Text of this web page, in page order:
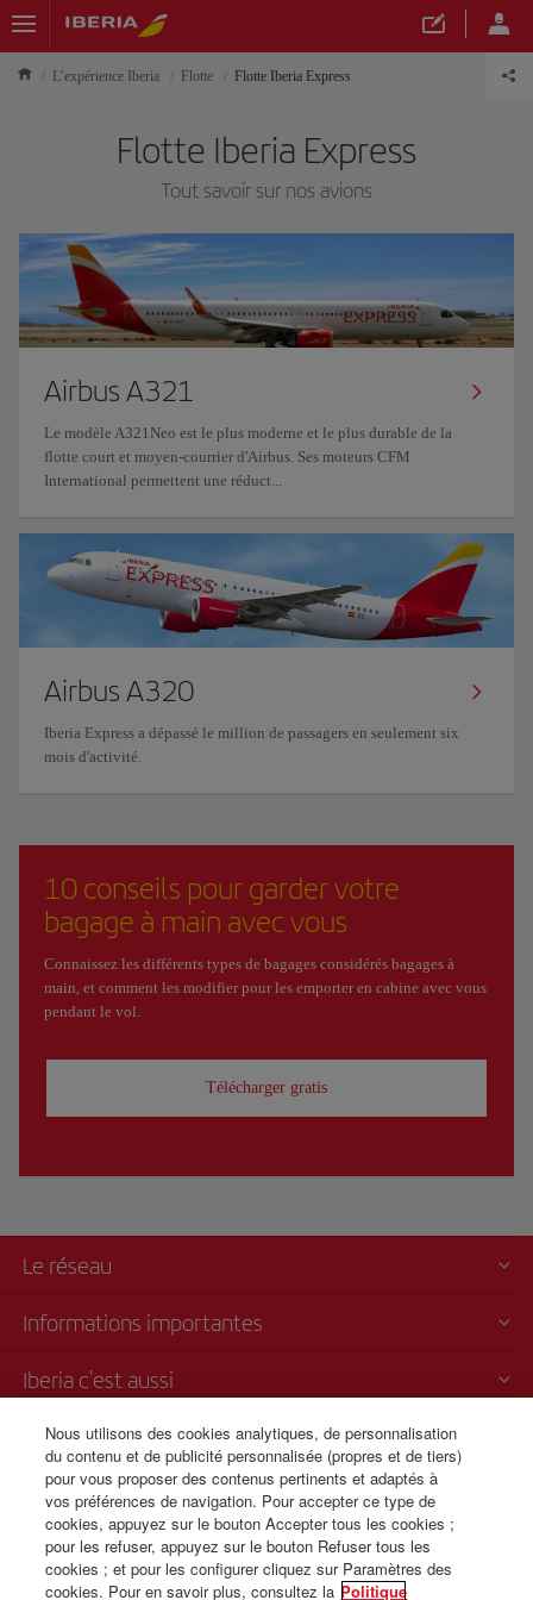
L’expérience Iberia Flotte Flotte Iberia Express
Flotte Iberia Express
Tout savoir sur nos avions
Airbus A321
Le modèle A321Neo est le plus moderne et le plus durable de la
flotte court et moyen-courrier d'Airbus. Ses moteurs CFM
International permettent une réduct...
Airbus A320
Iberia Express a dépassé le million de passagers en seulement six
mois d'activité.
10 conseils pour garder votre
bagage à main avec vous
Connaissez les différents types de bagages considérés bagages à
main, et comment les modifier pour les emporter en cabine avec vous
pendant le vol.
Télécharger gratis
Le réseau
Informations importantes
Iberia c'est aussi
Transparence
Vente par téléphone
+212 520 426053
Du lundi au dimanche de 09h00 à 20h00 (français). Du lundi au
dimanche de 00h00 à 24h00 (anglais et espagnol).
Nous utilisons des cookies analytiques, de personnalisation
du contenu et de publicité personnalisée (propres et de tiers)
pour vous proposer des contenus pertinents et adaptés à
vos préférences de navigation. Pour accepter ce type de
cookies, appuyez sur le bouton Accepter tous les cookies ;
pour les refuser, appuyez sur le bouton Refuser tous les
cookies ; et pour les configurer cliquez sur Paramètres des
cookies. Pour en savoir plus, consultez la Politique